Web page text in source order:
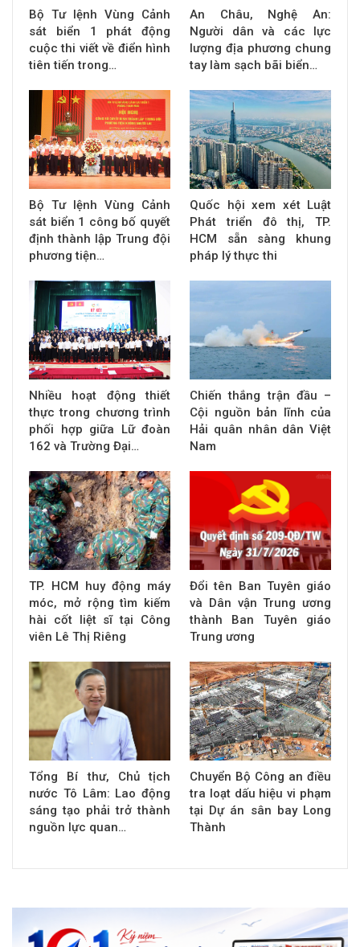
Bộ Tư lệnh Vùng Cảnh
sát biển 1 phát động
cuộc thi viết về điển hình
tiên tiến trong…
An Châu, Nghệ An:
Người dân và các lực
lượng địa phương chung
tay làm sạch bãi biển…
Bộ Tư lệnh Vùng Cảnh
sát biển 1 công bố quyết
định thành lập Trung đội
phương tiện…
Quốc hội xem xét Luật
Phát triển đô thị, TP.
HCM sẵn sàng khung
pháp lý thực thi
Nhiều hoạt động thiết
thực trong chương trình
phối hợp giữa Lữ đoàn
162 và Trường Đại…
Chiến thắng trận đầu –
Cội nguồn bản lĩnh của
Hải quân nhân dân Việt
Nam
TP. HCM huy động máy
móc, mở rộng tìm kiếm
hài cốt liệt sĩ tại Công
viên Lê Thị Riêng
Đổi tên Ban Tuyên giáo
và Dân vận Trung ương
thành Ban Tuyên giáo
Trung ương
Tổng Bí thư, Chủ tịch
nước Tô Lâm: Lao động
sáng tạo phải trở thành
nguồn lực quan…
Chuyển Bộ Công an điều
tra loạt dấu hiệu vi phạm
tại Dự án sân bay Long
Thành